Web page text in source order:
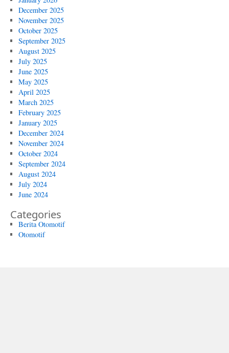
December 2025
November 2025
October 2025
September 2025
August 2025
July 2025
June 2025
May 2025
April 2025
March 2025
February 2025
January 2025
December 2024
November 2024
October 2024
September 2024
August 2024
July 2024
June 2024
Categories
Berita Otomotif
Otomotif